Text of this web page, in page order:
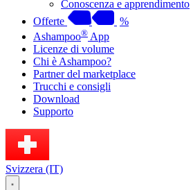
Conoscenza e apprendimento
Offerte
%
Ashampoo® App
Licenze di volume
Chi è Ashampoo?
Partner del marketplace
Trucchi e consigli
Download
Supporto
Svizzera (IT)